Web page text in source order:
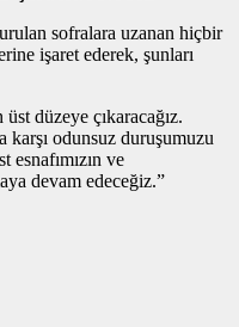
sofralara uzanan hiçbir
işaret ederek, şunları
düzeye çıkaracağız.
karşı odunsuz duruşumuzu
esnafımızın ve
devam edeceğiz.”